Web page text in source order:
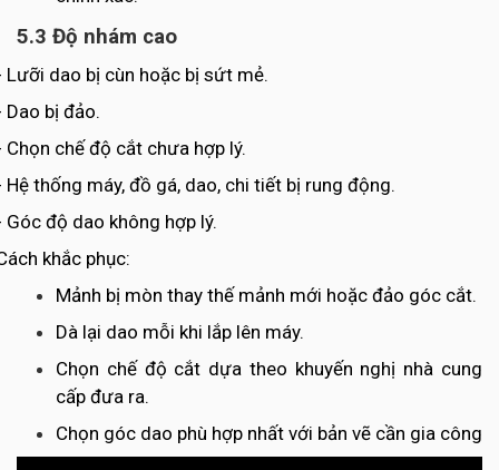
5.3 Độ nhám cao
Lưỡi dao bị cùn hoặc bị sứt mẻ.
Dao bị đảo.
Chọn chế độ cắt chưa hợp lý.
Hệ thống máy, đồ gá, dao, chi tiết bị rung động.
Góc độ dao không hợp lý.
khắc phục:
Mảnh bị mòn thay thế mảnh mới hoặc đảo góc cắt.
Dà lại dao mỗi khi lắp lên máy.
Chọn chế độ cắt dựa theo khuyến nghị nhà cung
cấp đưa ra.
Chọn góc dao phù hợp nhất với bản vẽ cần gia công